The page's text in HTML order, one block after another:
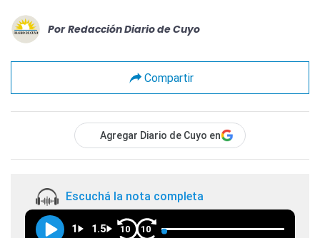
Por Redacción Diario de Cuyo
Compartir
Agregar Diario de Cuyo en
Escuchá la nota completa
1 1.5 10 10